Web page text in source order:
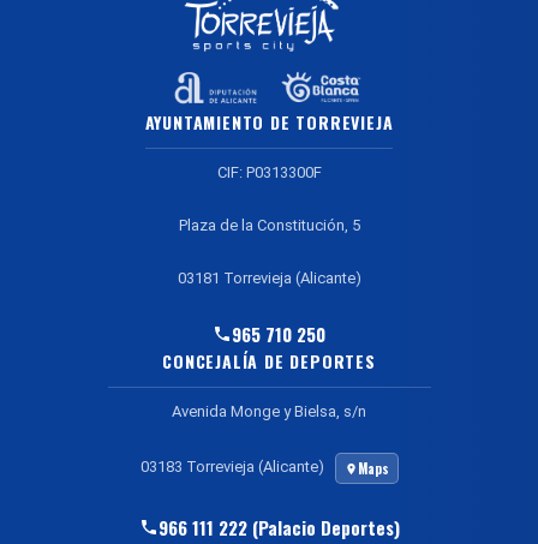
AYUNTAMIENTO DE TORREVIEJA
CIF: P0313300F
Plaza de la Constitución, 5
03181 Torrevieja (Alicante)
965 710 250
CONCEJALÍA DE DEPORTES
Avenida Monge y Bielsa, s/n
03183 Torrevieja (Alicante) Maps
966 111 222 (Palacio Deportes)